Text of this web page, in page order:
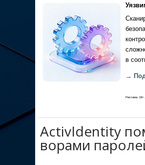
в
→
Реклама,
ActivIdentity
ворами